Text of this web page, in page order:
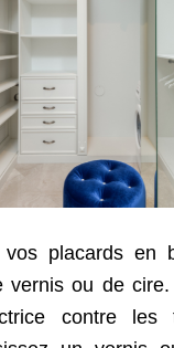
placards en
vernis ou de
contre